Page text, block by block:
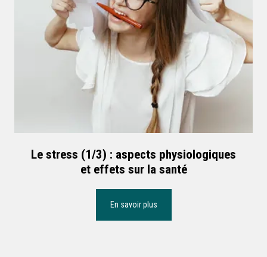
Le stress (1/3) : aspects physiologiques
et effets sur la santé
En savoir plus